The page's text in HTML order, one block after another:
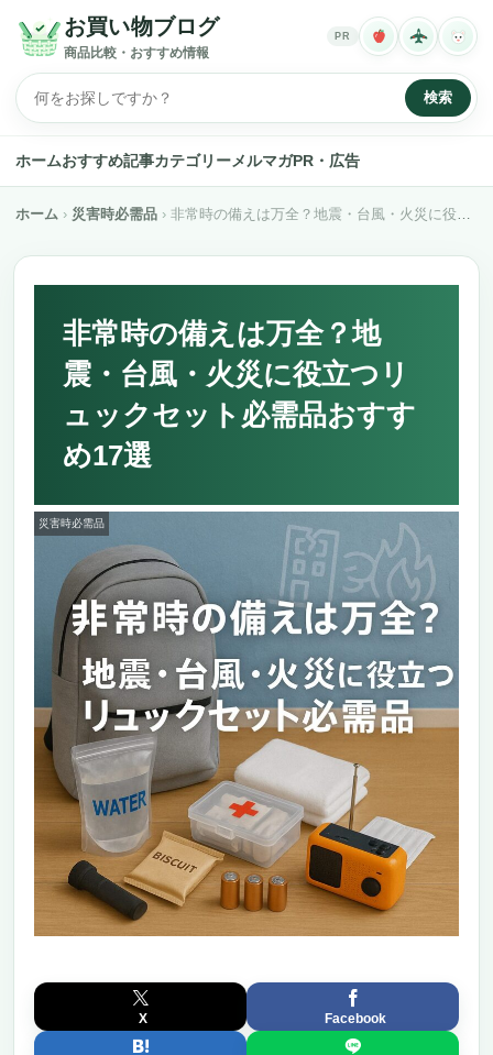
お買い物ブログ
商品比較・おすすめ情報
検索
PR
ホームおすすめ記事カテゴリーメルマガPR・広告
ホーム 災害時必需品 非常時の備えは万全？地震・台風・火災に役立つリュックセット必需品おすすめ17選
非常時の備えは万全？地
震・台風・火災に役立つリ
ュックセット必需品おすす
め17選
災害時必需品
X Facebook